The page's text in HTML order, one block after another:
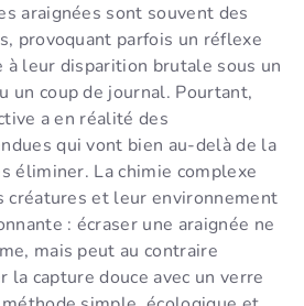
araignées sont souvent des
provoquant parfois un réflexe
à leur disparition brutale sous un
un coup de journal. Pourtant,
a en réalité des
qui vont bien au-delà de la
éliminer. La chimie complexe
créatures et leur environnement
: écraser une araignée ne
mais peut au contraire
la capture douce avec un verre